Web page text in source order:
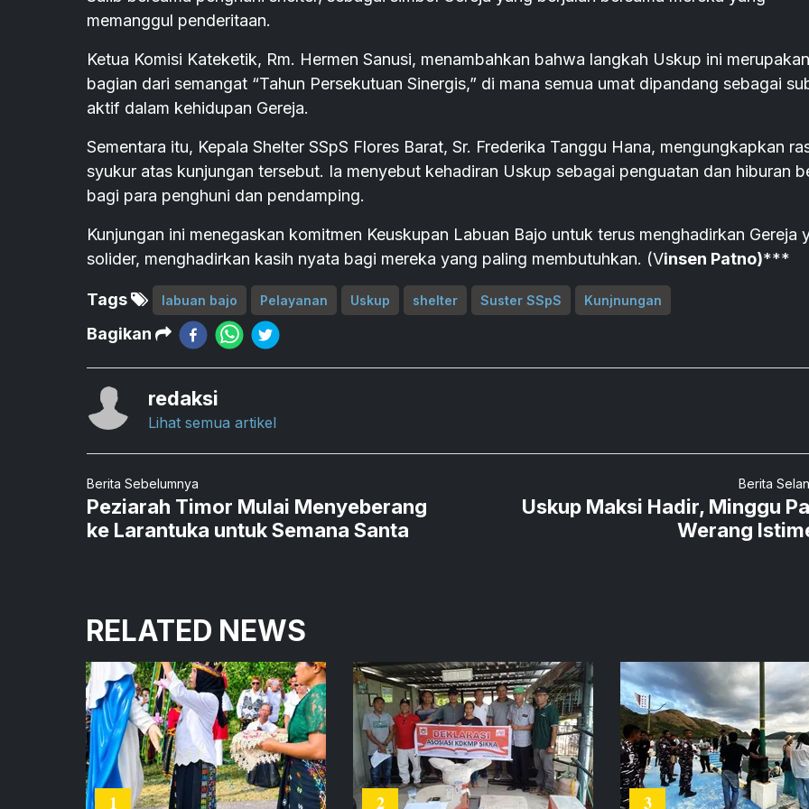
memanggul penderitaan.
Ketua Komisi Kateketik, Rm. Hermen Sanusi, menambahkan bahwa langkah Uskup ini merupakan
bagian dari semangat “Tahun Persekutuan Sinergis,” di mana semua umat dipandang sebagai
aktif dalam kehidupan Gereja.
Sementara itu, Kepala Shelter SSpS Flores Barat, Sr. Frederika Tanggu Hana, mengungkapkan
syukur atas kunjungan tersebut. Ia menyebut kehadiran Uskup sebagai penguatan dan hiburan
bagi para penghuni dan pendamping.
Kunjungan ini menegaskan komitmen Keuskupan Labuan Bajo untuk terus menghadirkan Gereja
solider, menghadirkan kasih nyata bagi mereka yang paling membutuhkan. (Vinsen Patno)***
Tags labuan bajo Pelayanan Uskup shelter Suster SSpS Kunjnungan
Bagikan
redaksi
Lihat semua artikel
Berita Sebelumnya
Peziarah Timor Mulai Menyeberang
ke Larantuka untuk Semana Santa
Berita
Uskup Maksi Hadir, Minggu
Werang
RELATED NEWS
1 2 3